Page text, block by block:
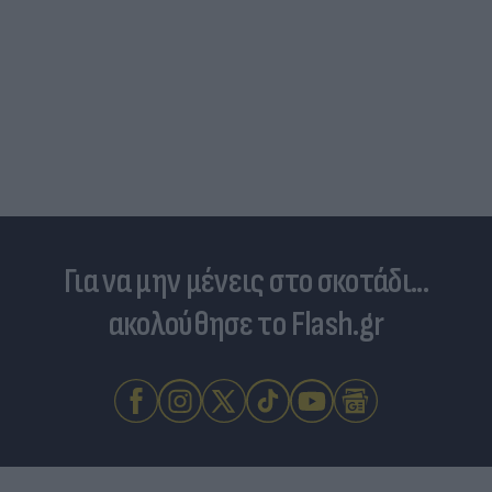
Για να μην μένεις στο σκοτάδι...
ακολούθησε το Flash.gr